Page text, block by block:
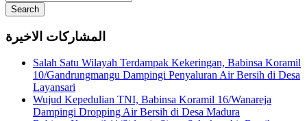
Search
المشاركات الاخيرة
Salah Satu Wilayah Terdampak Kekeringan, Babinsa Koramil
10/Gandrungmangu Dampingi Penyaluran Air Bersih di Desa
Layansari
Wujud Kepedulian TNI, Babinsa Koramil 16/Wanareja
Dampingi Dropping Air Bersih di Desa Madura